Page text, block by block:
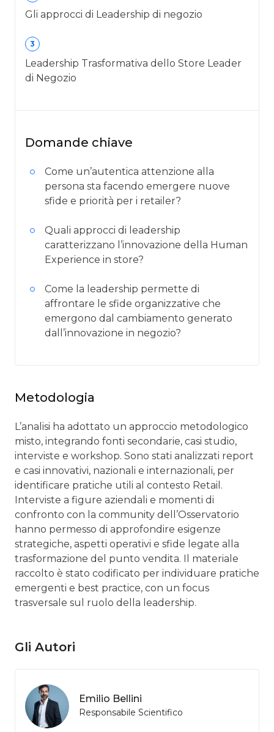
Gli approcci di Leadership di negozio
3
Leadership Trasformativa dello Store Leader
di Negozio
Domande chiave
Come un’autentica attenzione alla
persona sta facendo emergere nuove
sfide e priorità per i retailer?
Quali approcci di leadership
caratterizzano l’innovazione della Human
Experience in store?
Come la leadership permette di
affrontare le sfide organizzative che
emergono dal cambiamento generato
dall’innovazione in negozio?
Metodologia
L’analisi ha adottato un approccio metodologico
misto, integrando fonti secondarie, casi studio,
interviste e workshop. Sono stati analizzati report
e casi innovativi, nazionali e internazionali, per
identificare pratiche utili al contesto Retail.
Interviste a figure aziendali e momenti di
confronto con la community dell’Osservatorio
hanno permesso di approfondire esigenze
strategiche, aspetti operativi e sfide legate alla
trasformazione del punto vendita. Il materiale
raccolto è stato codificato per individuare pratiche
emergenti e best practice, con un focus
trasversale sul ruolo della leadership.
Gli Autori
Emilio Bellini
Responsabile Scientifico